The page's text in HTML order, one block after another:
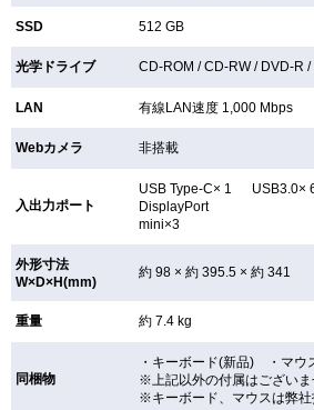
SSD 512 GB
光学ドライブ CD-ROM /CD-RW / DVD-R /
LAN 有線LAN速度 1,000 Mbps
Webカメラ 非搭載
入出力ポート
USB Type-C× 1
DisplayPort
mini×3
外形寸法
W×D×H(mm)
約 98 × 約 395.5 × 約 341
重量 約 7.4 kg
同梱物
・キーボード(新品) ・マ
※上記以外の付属はございま
※キーボード、マウスは弊社